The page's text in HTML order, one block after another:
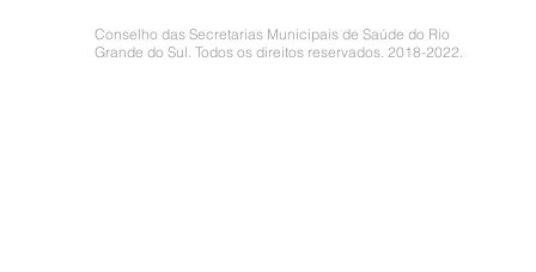
Conselho das Secretarias Municipais de Saúde do Rio
Grande do Sul. Todos os direitos reservados. 2018-2022.